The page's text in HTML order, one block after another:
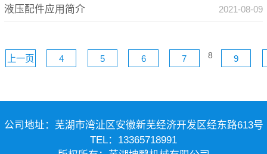
液压配件应用简介 2021-08-09
上一页 4 5 6 7 8 9
公司地址：芜湖市湾沚区安徽新芜经济开发区经东路613号
TEL：13365718991